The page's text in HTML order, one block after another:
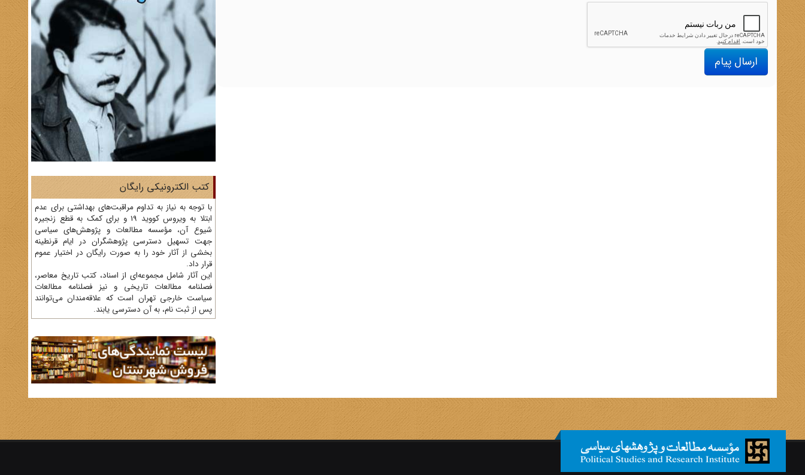
ارسال پیام
کتب الکترونیکی رایگان
با توجه به نیاز به تداوم مراقبت‌های بهداشتی برای عدم
ابتلا به ویروس کووید 19 و برای کمک به قطع زنجیره
شیوع آن، مؤسسه مطالعات و پژوهش‌های سیاسی
جهت تسهیل دسترسی پژوهشگران در ایام قرنطینه
بخشی از آثار خود را به صورت رایگان در اختیار عموم
قرار داد.
این آثار شامل مجموعه‌ای از اسناد، کتب تاریخ معاصر،
فصلنامه‌ مطالعات تاریخی و نیز فصلنامه مطالعات
سیاست خارجی تهران است که علاقه‌مندان می‌توانند
پس از ثبت نام، به آن دسترسی یابند.